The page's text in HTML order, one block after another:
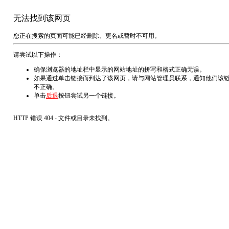
无法找到该网页
您正在搜索的页面可能已经删除、更名或暂时不可用。
请尝试以下操作：
确保浏览器的地址栏中显示的网站地址的拼写和格式正确无误。
如果通过单击链接而到达了该网页，请与网站管理员联系，通知他们该
不正确。
单击后退按钮尝试另一个链接。
HTTP 错误 404 - 文件或目录未找到。